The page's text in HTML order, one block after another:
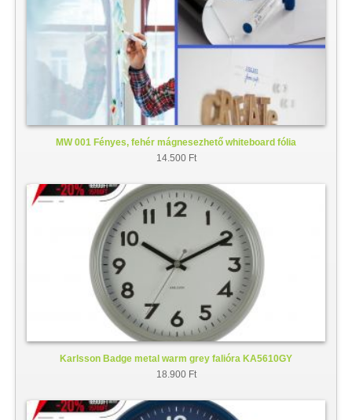
MW 001 Fényes, fehér mágnesezhető whiteboard fólia
14.500 Ft
Karlsson Badge metal warm grey falióra KA5610GY
18.900 Ft